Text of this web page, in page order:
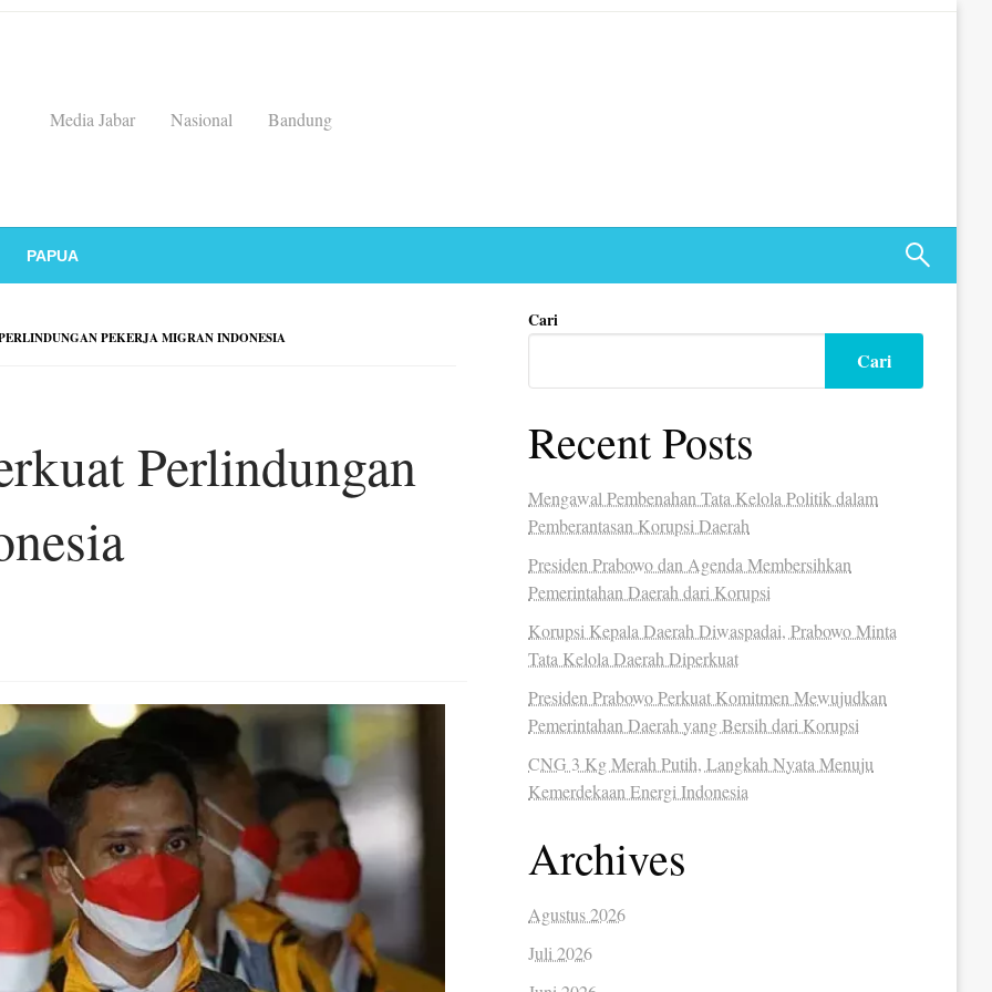
Media Jabar
Nasional Bandung
PAPUA
PEKERJA MIGRAN INDONESIA
Perlindungan
Cari
Cari
Recent Posts
Mengawal Pembenahan Tata Kelola Politik dalam
Pemberantasan Korupsi Daerah
Presiden Prabowo dan Agenda Membersihkan
Pemerintahan Daerah dari Korupsi
Korupsi Kepala Daerah Diwaspadai, Prabowo Minta
Tata Kelola Daerah Diperkuat
Presiden Prabowo Perkuat Komitmen Mewujudkan
Pemerintahan Daerah yang Bersih dari Korupsi
CNG 3 Kg Merah Putih, Langkah Nyata Menuju
Kemerdekaan Energi Indonesia
Archives
Agustus 2026
Juli 2026